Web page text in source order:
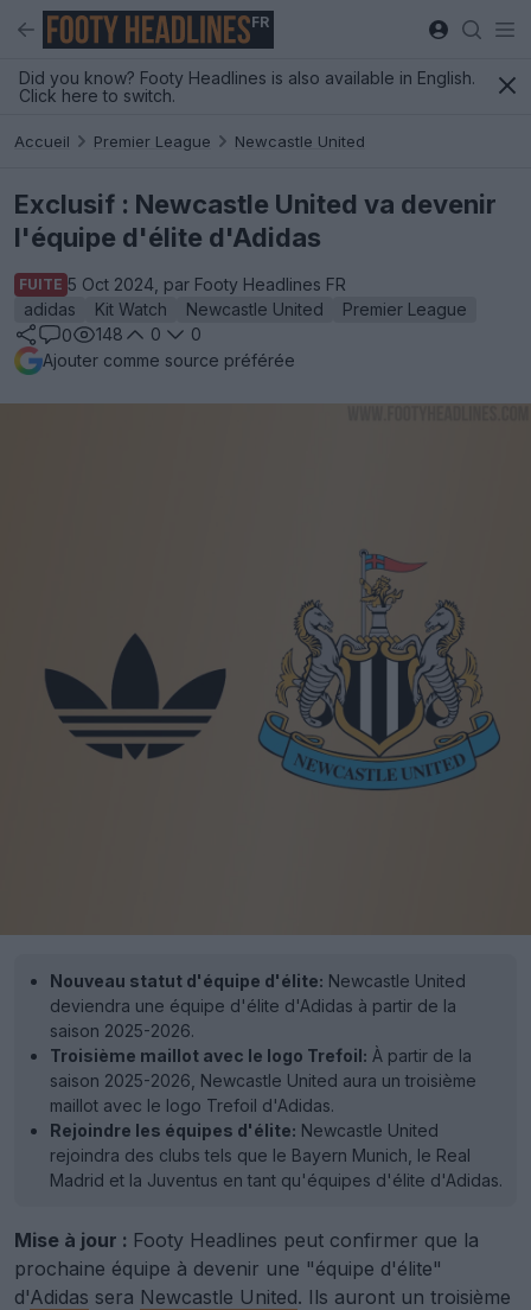
FR
Did you know? Footy Headlines is also available in English.
Click here to switch.
Accueil Premier League Newcastle United
Exclusif : Newcastle United va devenir
l'équipe d'élite d'Adidas
FUITE 5 Oct 2024, par Footy Headlines FR
adidas
Kit Watch Newcastle United
Premier League
0
148 0
0
Ajouter comme source préférée
Nouveau statut d'équipe d'élite: Newcastle United
deviendra une équipe d'élite d'Adidas à partir de la
saison 2025-2026.
Troisième maillot avec le logo Trefoil: À partir de la
saison 2025-2026, Newcastle United aura un troisième
maillot avec le logo Trefoil d'Adidas.
Rejoindre les équipes d'élite: Newcastle United
rejoindra des clubs tels que le Bayern Munich, le Real
Madrid et la Juventus en tant qu'équipes d'élite d'Adidas.
Mise à jour : Footy Headlines peut confirmer que la
prochaine équipe à devenir une "équipe d'élite"
d'Adidas sera Newcastle United. Ils auront un troisième